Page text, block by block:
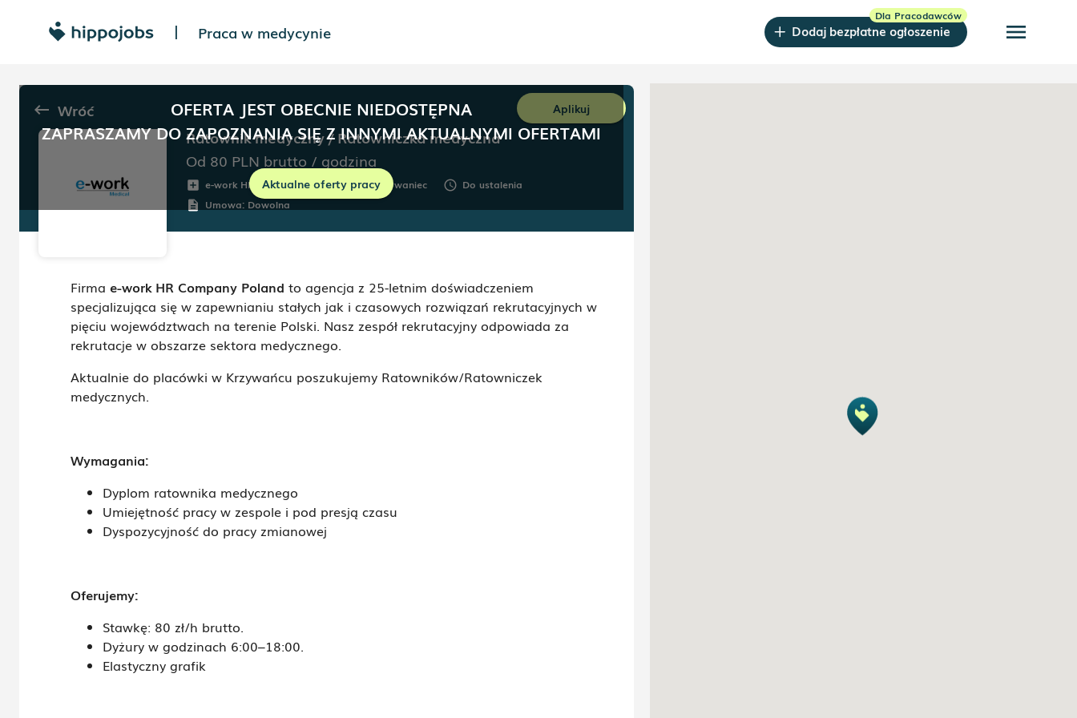
| Praca w medycynie Dodaj bezpłatne ogłoszenie menu
OFERTA JEST OBECNIE NIEDOSTĘPNA
ZAPRASZAMY DO ZAPOZNANIA SIĘ Z INNYMI AKTUALNYMI OFERTAMI
Aktualne oferty pracy
keyboard_backspace Wróć Aplikuj
Ratownik medyczny / Ratowniczka medyczna
Od 80 PLN brutto / godzina
add_box e-work HR Company Poland room Krzywaniec schedule Do ustalenia
description Umowa: Dowolna
Firma e-work HR Company Poland to agencja z 25-letnim doświadczeniem
specjalizująca się w zapewnianiu stałych jak i czasowych rozwiązań rekrutacyjnych w
pięciu województwach na terenie Polski. Nasz zespół rekrutacyjny odpowiada za
rekrutacje w obszarze sektora medycznego.
Aktualnie do placówki w Krzywańcu poszukujemy Ratowników/Ratowniczek
medycznych.
Wymagania:
Dyplom ratownika medycznego
Umiejętność pracy w zespole i pod presją czasu
Dyspozycyjność do pracy zmianowej
Oferujemy:
Stawkę: 80 zł/h brutto.
Dyżury w godzinach 6:00–18:00.
Elastyczny grafik